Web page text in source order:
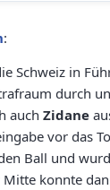
:
Schweiz in
durch
auch Zidane
vor das
Ball und
konnte